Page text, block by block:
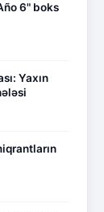
6" boks
Yaxın